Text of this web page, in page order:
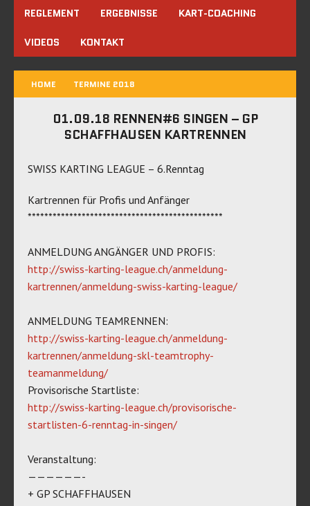
REGLEMENT ERGEBNISSE KART-COACHING
VIDEOS KONTAKT
HOME TERMINE 2018
01.09.18 RENNEN#6 SINGEN – GP
SCHAFFHAUSEN KARTRENNEN
SWISS KARTING LEAGUE – 6.Renntag
Kartrennen für Profis und Anfänger
***********************************************
ANMELDUNG ANGÄNGER UND PROFIS:
http://swiss-karting-league.ch/anmeldung-
kartrennen/anmeldung-swiss-karting-league/
ANMELDUNG TEAMRENNEN:
http://swiss-karting-league.ch/anmeldung-
kartrennen/anmeldung-skl-teamtrophy-
teamanmeldung/
Provisorische Startliste:
http://swiss-karting-league.ch/provisorische-
startlisten-6-renntag-in-singen/
Veranstaltung:
——————-
+ GP SCHAFFHAUSEN